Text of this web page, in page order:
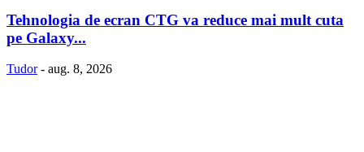
Tehnologia de ecran CTG va reduce mai mult cuta
pe Galaxy...
Tudor - aug. 8, 2026